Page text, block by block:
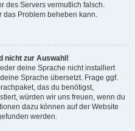
des Servers vermutlich falsch.
das Problem beheben kann.
nicht zur Auswahl!
deine Sprache nicht installiert
Sprache übersetzt. Frage ggf.
das du benötigst,
würden wir uns freuen, wenn du
dazu können auf der Website
werden.